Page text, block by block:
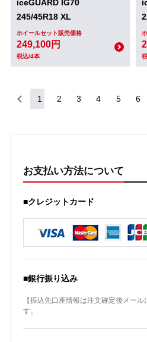
iceGUARD IG70
245/45R18 XL
ホイールセット販売価格
249,100円
税込/4本
1 2 3 4 5 6
お支払い方法について
■クレジットカード
■銀行振り込み
【振込先口座情報は注文確定後メー
す。